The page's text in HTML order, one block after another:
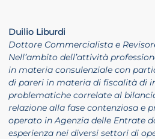
Duilio Liburdi
Dottore Commercialista e
Nell’ambito dell’attività
in materia consulenziale con
di pareri in materia di fiscalità di
problematiche correlate al
relazione alla fase contenziosa e
operato in Agenzia delle Entrate
esperienza nei diversi settori di